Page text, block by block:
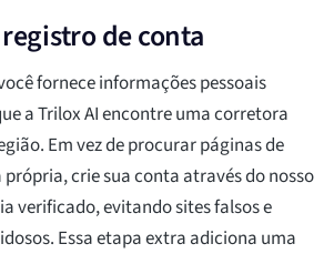
de conta
fornece informações pessoais
a Trilox AI encontre uma corretora
Em vez de procurar páginas de
crie sua conta através do nosso
verificado, evitando sites falsos e
Essa etapa extra adiciona uma